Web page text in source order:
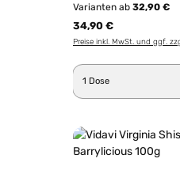
Varianten ab 32,90 €
34,90 €
Preise inkl. MwSt. und ggf.
Produkt